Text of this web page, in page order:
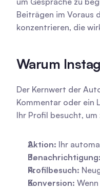
Beiträgen im Voraus
konzentrieren, die
Warum
Der Kernwert der
Kommentar oder ein
Ihr Profil besucht,
Aktion: Ihr
Benachrichtigung:
Profilbesuch:
Konversion: